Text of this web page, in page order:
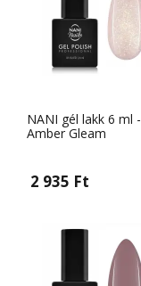
NANI gél lakk 6 ml -
Amber Gleam
2 935 Ft